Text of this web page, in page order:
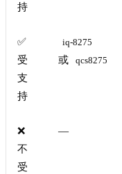
持
✅
受
支
持
iq-8275
或 qcs8275
❌
不
受
—